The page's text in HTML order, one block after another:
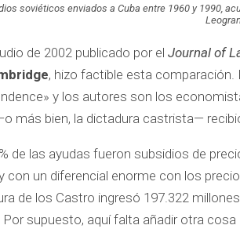
soviéticos enviados a Cuba entre 1960 y 1990,
de 2002 publicado por el Journal of
, hizo factible esta comparación.
y los autores son los
más bien, la dictadura castrista—
de las ayudas fueron subsidios de
con un diferencial enorme con los
de los Castro ingresó 197.322
Por supuesto, aquí falta añadir otra cosa